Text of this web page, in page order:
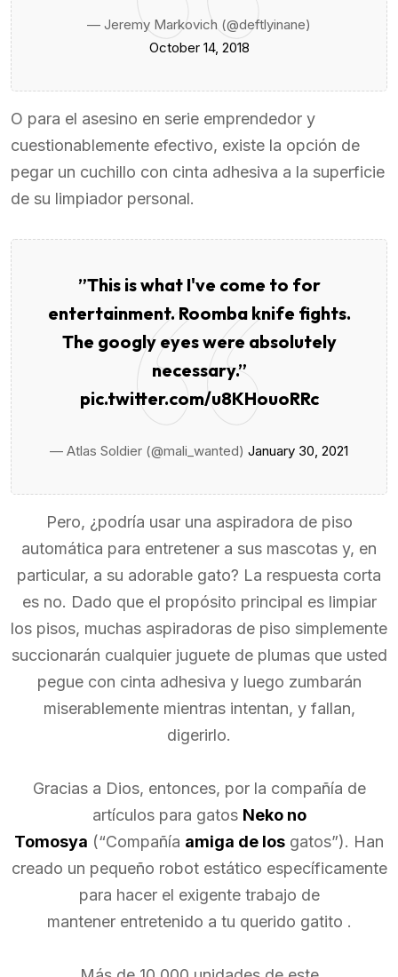
— Jeremy Markovich (@deftlyinane)
October 14, 2018
O para el asesino en serie emprendedor y
cuestionablemente efectivo, existe la opción de
pegar un cuchillo con cinta adhesiva a la superficie
de su limpiador personal.
”This is what I've come to for
entertainment. Roomba knife fights.
The googly eyes were absolutely
necessary.”
pic.twitter.com/u8KHouoRRc
— Atlas Soldier (@mali_wanted) January 30, 2021
Pero, ¿podría usar una aspiradora de piso
automática para entretener a sus mascotas y, en
particular, a su adorable gato? La respuesta corta
es no. Dado que el propósito principal es limpiar
los pisos, muchas aspiradoras de piso simplemente
succionarán cualquier juguete de plumas que usted
pegue con cinta adhesiva y luego zumbarán
miserablemente mientras intentan, y fallan,
digerirlo.
Gracias a Dios, entonces, por la compañía de
artículos para gatos Neko no
Tomosya (“Compañía amiga de los gatos”). Han
creado un pequeño robot estático específicamente
para hacer el exigente trabajo de
mantener entretenido a tu querido gatito .